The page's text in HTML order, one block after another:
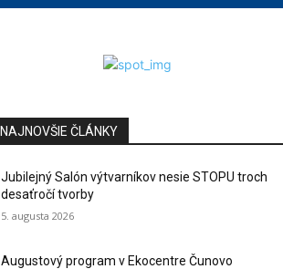
NAJNOVŠIE ČLÁNKY
Jubilejný Salón výtvarníkov nesie STOPU troch
desaťročí tvorby
5. augusta 2026
Augustový program v Ekocentre Čunovo